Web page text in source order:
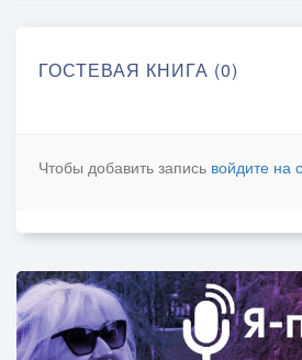
ГОСТЕВАЯ КНИГА (0)
Чтобы добавить запись войдите на